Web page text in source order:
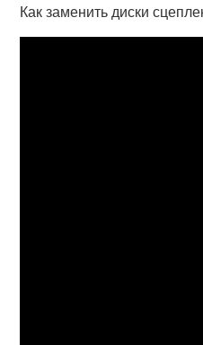
Как заменить диски